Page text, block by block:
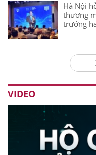
Hà Nội
thương
trưởng
VIDEO